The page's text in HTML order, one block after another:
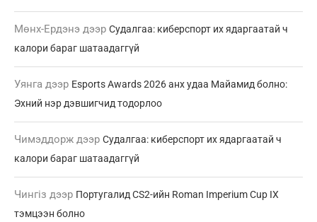
Мөнх-Ердэнэ дээр Судалгаа: киберспорт их ядаргаатай ч
калори бараг шатаадаггүй
Уянга дээр Esports Awards 2026 анх удаа Майамид болно:
Эхний нэр дэвшигчид тодорлоо
Чимэддорж дээр Судалгаа: киберспорт их ядаргаатай ч
калори бараг шатаадаггүй
Чингіз дээр Португалид CS2-ийн Roman Imperium Cup IX
тэмцээн болно